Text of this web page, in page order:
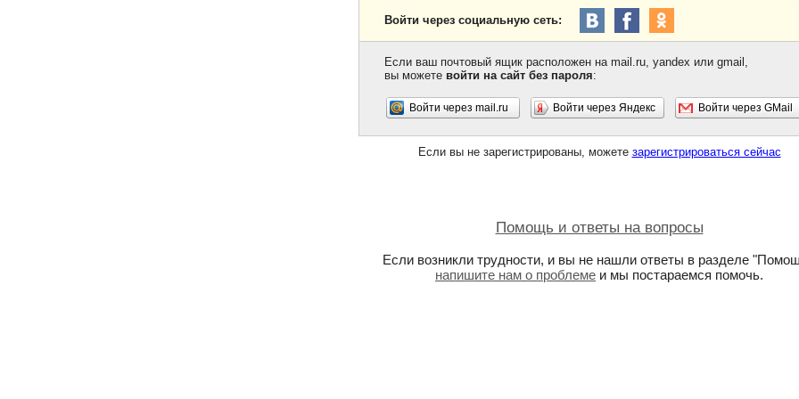
Войти через социальную сеть:
Если ваш почтовый ящик расположен на mail.ru, yandex или gmail,
вы можете войти на сайт без пароля:
Войти через mail.ru Войти через Яндекс Войти через GMail
Если вы не зарегистрированы, можете зарегистрироваться сейчас
Помощь и ответы на вопросы
Если возникли трудности, и вы не нашли ответы в разделе
напишите нам о проблеме и мы постараемся помочь.